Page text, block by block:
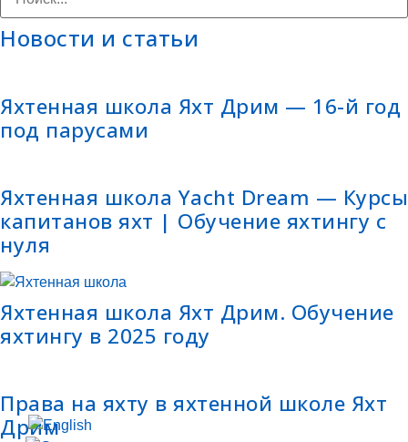
Новости и статьи
Яхтенная школа Яхт Дрим — 16-й год
под парусами
Яхтенная школа Yacht Dream — Курсы
капитанов яхт | Обучение яхтингу с
нуля
Яхтенная школа Яхт Дрим. Обучение
яхтингу в 2025 году
Права на яхту в яхтенной школе Яхт
Дрим